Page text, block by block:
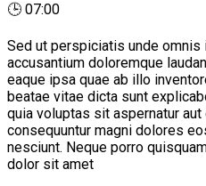
🕒 07:00
Sed ut perspiciatis unde
accusantium doloremque
eaque ipsa quae ab illo
beatae vitae dicta sunt
quia voluptas sit aspernatur
consequuntur magni dolores
nesciunt. Neque porro
dolor sit amet